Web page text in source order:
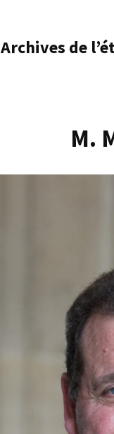
Archives de
M.